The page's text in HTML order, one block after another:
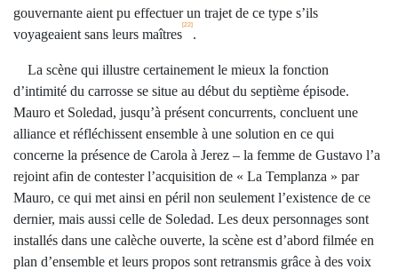
gouvernante aient pu effectuer un trajet de ce type s’ils
voyageaient sans leurs maîtres
[22]
.
La scène qui illustre certainement le mieux la fonction
d’intimité du carrosse se situe au début du septième épisode.
Mauro et Soledad, jusqu’à présent concurrents, concluent une
alliance et réfléchissent ensemble à une solution en ce qui
concerne la présence de Carola à Jerez – la femme de Gustavo l’a
rejoint afin de contester l’acquisition de « La Templanza » par
Mauro, ce qui met ainsi en péril non seulement l’existence de ce
dernier, mais aussi celle de Soledad. Les deux personnages sont
installés dans une calèche ouverte, la scène est d’abord filmée en
plan d’ensemble et leurs propos sont retransmis grâce à des voix